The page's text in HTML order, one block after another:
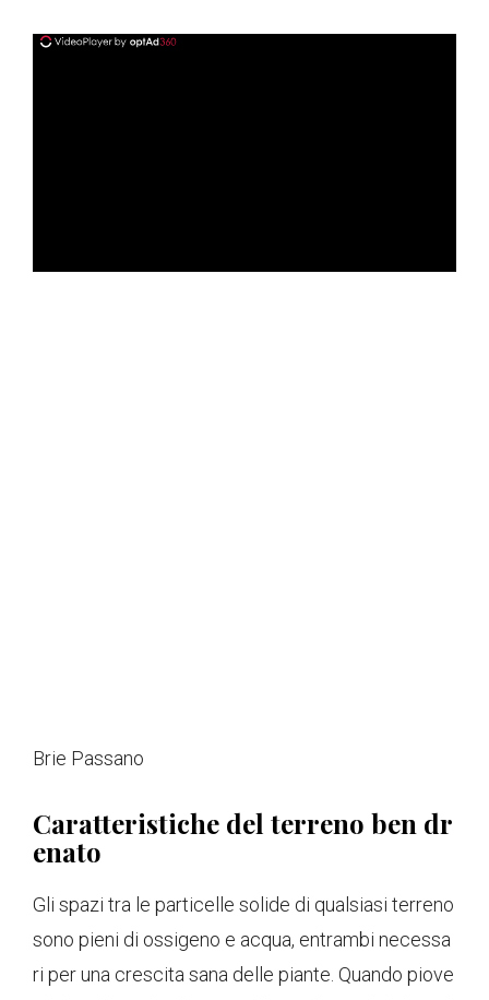
Brie Passano
Caratteristiche del terreno ben dr
enato
Gli spazi tra le particelle solide di qualsiasi terreno
sono pieni di ossigeno e acqua, entrambi necessa
ri per una crescita sana delle piante. Quando piove